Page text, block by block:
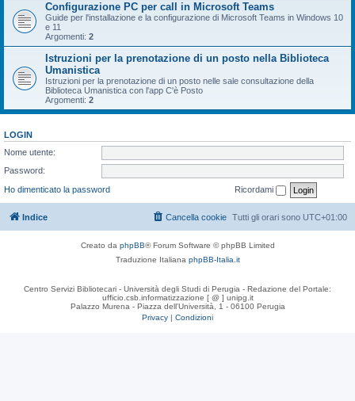
Configurazione PC per call in Microsoft Teams
Guide per l'installazione e la configurazione di Microsoft Teams in Windows 10
e 11
Argomenti: 2
Istruzioni per la prenotazione di un posto nella Biblioteca
Umanistica
Istruzioni per la prenotazione di un posto nelle sale consultazione della
Biblioteca Umanistica con l'app C'è Posto
Argomenti: 2
LOGIN
Nome utente:
Password:
Ho dimenticato la password
Ricordami
Indice Tutti gli orari sono UTC+01:00
Cancella cookie
Creato da phpBB® Forum Software © phpBB Limited
Traduzione Italiana phpBB-Italia.it
Centro Servizi Bibliotecari - Università degli Studi di Perugia - Redazione del Portale:
ufficio.csb.informatizzazione [ @ ] unipg.it
Palazzo Murena - Piazza dell'Università, 1 - 06100 Perugia
Privacy | Condizioni